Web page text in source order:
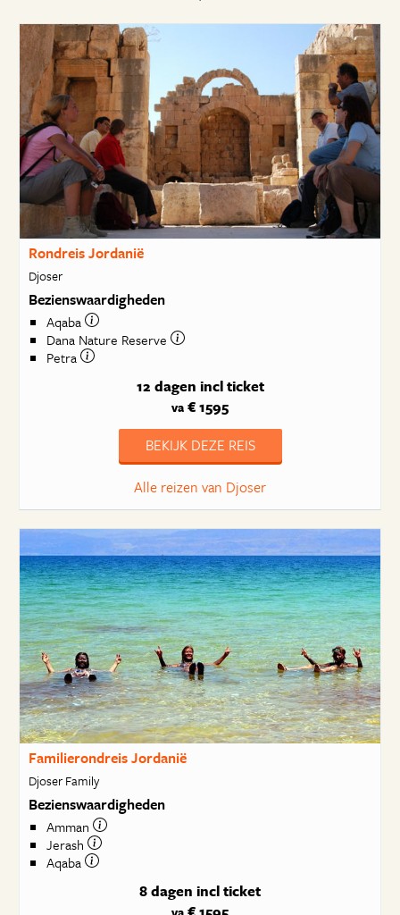
Rondreis Jordanië
Djoser
Bezienswaardigheden
Aqaba
Dana Nature Reserve
Petra
12 dagen incl ticket
va € 1595
BEKIJK DEZE REIS
Alle reizen van Djoser
Familierondreis Jordanië
Djoser Family
Bezienswaardigheden
Amman
Jerash
Aqaba
8 dagen incl ticket